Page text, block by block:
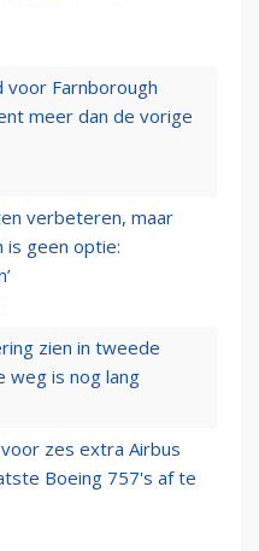
Farnborough
meer dan de vorige
verbeteren, maar
is geen optie:
zien in tweede
weg is nog lang
zes extra Airbus
Boeing 757's af te